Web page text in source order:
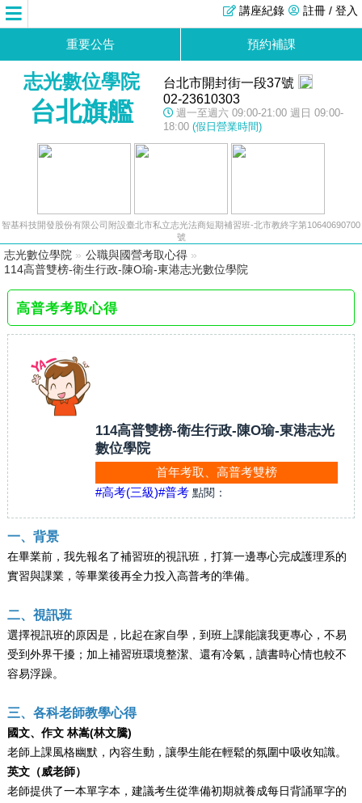
註冊 / 登入
講座紀錄
重要公告 預約補課
志光數位學院
台北旗艦
台北市開封街一段37號
02-23610303
週一至週六 09:00-21:00 週日 09:00-
18:00 (假日營業時間)
智基科技開發股份有限公司附設臺北市私立志光法商短期補習班-北市教終字第10640690700
號
志光數位學院 » 公職與國營考取心得 »
114高普雙榜-衛生行政-陳O瑜-東港志光數位學院
高普考考取心得
114高普雙榜-衛生行政-陳O瑜-東港志光
數位學院
首年考取、高普考雙榜
#高考(三級)#普考 點閱：
一、背景
在畢業前，我先報名了補習班的視訊班，打算一邊專心完成護理系的
實習與課業，等畢業後再全力投入高普考的準備。
二、視訊班
選擇視訊班的原因是，比起在家自學，到班上課能讓我更專心，不易
受到外界干擾；加上補習班環境整潔、還有冷氣，讀書時心情也較不
容易浮躁。
三、各科老師教學心得
國文、作文 林嵩(林文騰)
老師上課風格幽默，內容生動，讓學生能在輕鬆的氛圍中吸收知識。
英文（威老師）
老師提供了一本單字本，建議考生從準備初期就養成每日背誦單字的